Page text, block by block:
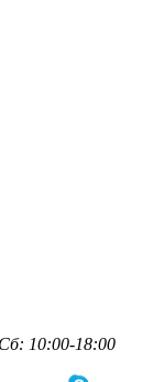
10:00-18:00